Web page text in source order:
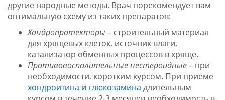
другие народные методы. Врач порекомендует вам
оптимальную схему из таких препаратов:
Хондропротекторы – строительный материал
для хрящевых клеток, источник влаги,
катализатор обменных процессов в хряще.
Противовоспалительные нестероидные– при
необходимости, коротким курсом. При приеме
хондроитина и глюкозамина длительным